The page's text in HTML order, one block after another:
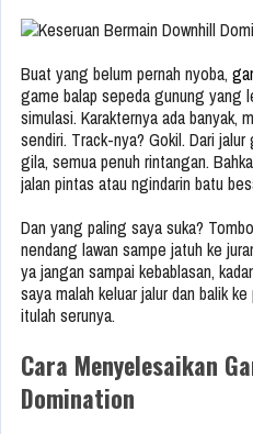
Buat yang belum pernah nyoba,
game balap sepeda gunung yang
simulasi. Karakternya ada banyak,
sendiri. Track-nya? Gokil. Dari
gila, semua penuh rintangan.
jalan pintas atau ngindarin batu
Dan yang paling saya suka?
nendang lawan sampe jatuh ke
ya jangan sampai kebablasan,
saya malah keluar jalur dan balik
itulah serunya.
Cara Menyelesaikan
Domination